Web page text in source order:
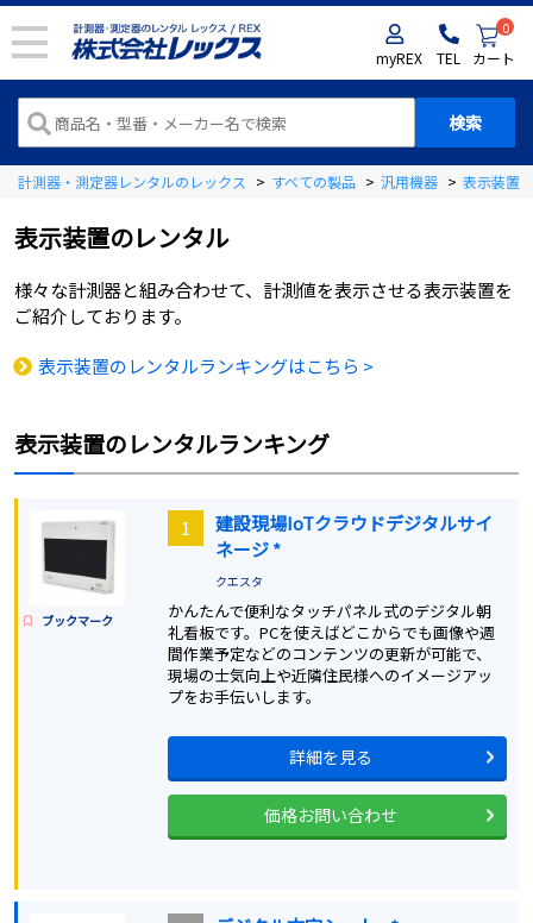
myREX TEL
0
カート
計測器・測定器レンタルのレックス > すべての製品 > 汎用機器 > 表示装置
表示装置のレンタル
様々な計測器と組み合わせて、計測値を表示させる表示装置を
ご紹介しております。
表示装置のレンタルランキングはこちら >
表示装置のレンタルランキング
ブックマーク
1
建設現場IoTクラウドデジタルサイ
ネージ *
クエスタ
かんたんで便利なタッチパネル式のデジタル朝
礼看板です。PCを使えばどこからでも画像や週
間作業予定などのコンテンツの更新が可能で、
現場の士気向上や近隣住民様へのイメージアッ
プをお手伝いします。
詳細を見る
価格お問い合わせ